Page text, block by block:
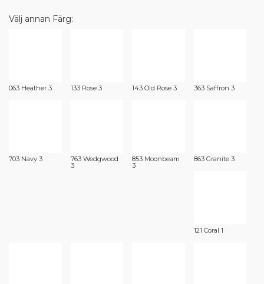
Välj annan Färg:
063 Heather 3 133 Rose 3 143 Old Rose 3 363 Saffron 3
703 Navy 3 763 Wedgwood
3
853 Moonbeam
3
863 Granite 3
121 Coral 1